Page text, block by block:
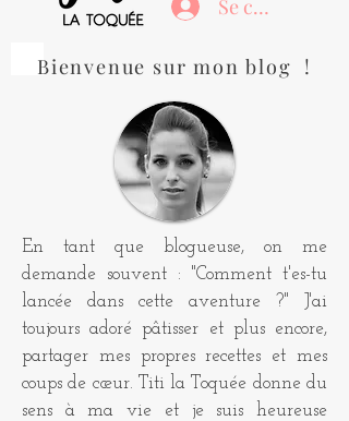
Se connecter
Bienvenue sur mon blog !
En tant que blogueuse, on me
demande souvent : "Comment t'es-tu
lancée dans cette aventure ?" J'ai
toujours adoré pâtisser et plus encore,
partager mes propres recettes et mes
coups de cœur. Titi la Toquée donne du
sens à ma vie et je suis heureuse